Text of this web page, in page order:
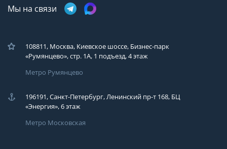
Мы на связи
108811, Москва, Киевское шоссе, Бизнес-парк
«Румянцево», стр. 1А, 1 подъезд, 4 этаж
Метро Румянцево
196191, Санкт-Петербург, Ленинский пр-т 168, БЦ
«Энергия», 6 этаж
Метро Московская